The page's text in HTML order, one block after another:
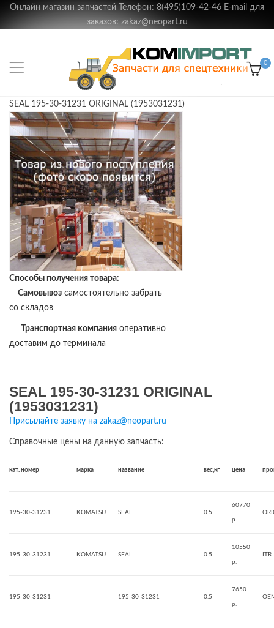
Онлайн магазин запчастей Телефон: 8(495)109-42-46 E-mail для
заказов: zakaz@neopart.ru
0
SEAL 195-30-31231 ORIGINAL (1953031231)
Способы получения товара:
Самовывоз самостоятельно забрать
со складов
Транспортная компания оперативно
доставим до терминала
SEAL 195-30-31231 ORIGINAL
(1953031231)
Присылайте заявку на zakaz@neopart.ru
Справочные цены на данную запчасть:
кат. номер марка название вес,кг цена
195-30-31231 KOMATSU SEAL 0.5
60770
р.
195-30-31231 KOMATSU SEAL 0.5
10550
р.
ITR
195-30-31231 - 195-30-31231 0.5
7650
р.